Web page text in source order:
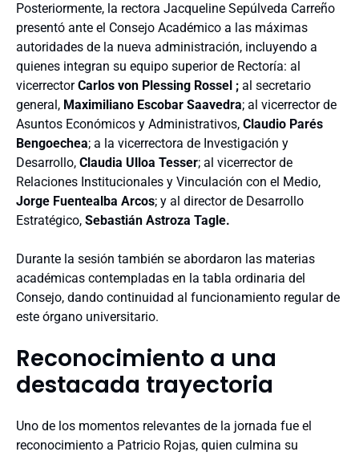
Posteriormente, la rectora Jacqueline Sepúlveda Carreño
presentó ante el Consejo Académico a las máximas
autoridades de la nueva administración, incluyendo a
quienes integran su equipo superior de Rectoría: al
vicerrectorCarlos von Plessing Rossel ; al secretario
general, Maximiliano Escobar Saavedra; al vicerrector de
Asuntos Económicos y Administrativos, Claudio Parés
Bengoechea; a la vicerrectora de Investigación y
Desarrollo, Claudia Ulloa Tesser; al vicerrector de
Relaciones Institucionales y Vinculación con el Medio,
Jorge Fuentealba Arcos; y al directorde Desarrollo
Estratégico, Sebastián Astroza Tagle.
Durante la sesión también se abordaron las materias
académicas contempladas en la tabla ordinaria del
Consejo, dando continuidad al funcionamiento regular de
este órgano universitario.
Reconocimiento a una
destacada trayectoria
Uno de los momentos relevantes de la jornada fue el
reconocimiento a Patricio Rojas, quien culmina su